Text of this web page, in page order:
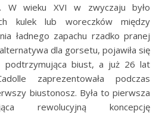
W wieku XVI w zwyczaju było
kulek lub woreczków między
ładnego zapachu rzadko pranej
dla gorsetu, pojawiła się
podtrzymująca biust, a już 26 lat
zaprezentowała podczas
biustonosz. Była to pierwsza
rewolucyjną koncepcję